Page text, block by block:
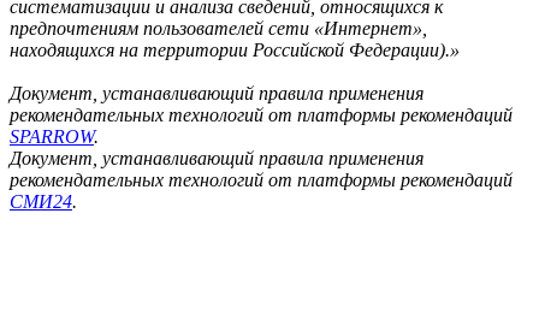
систематизации и анализа сведений, относящихся к
предпочтениям пользователей сети «Интернет»,
находящихся на территории Российской Федерации).»
Документ, устанавливающий правила применения
рекомендательных технологий от платформы рекомендаций
SPARROW.
Документ, устанавливающий правила применения
рекомендательных технологий от платформы рекомендаций
СМИ24.